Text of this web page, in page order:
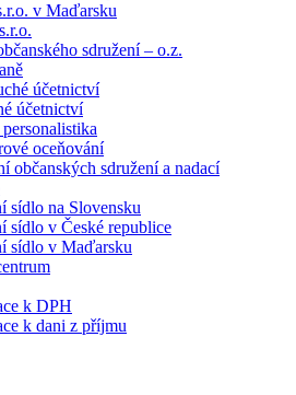
v Maďarsku
sdružení – o.z.
účetnictví
účetnictví
oceňování
občanských sdružení a nadací
sídlo na Slovensku
sídlo v České republice
sídlo v Maďarsku
k DPH
k dani z příjmu